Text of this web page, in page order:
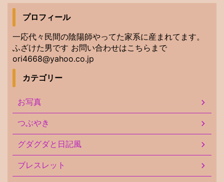
プロフィール
一応代々民間の陰陽師やってた家系に産まれてます。
ふざけた男です お問い合わせはこちらまで
ori4668@yahoo.co.jp
カテゴリー
お写真
つぶやき
グダグダと日記風
ブレスレット